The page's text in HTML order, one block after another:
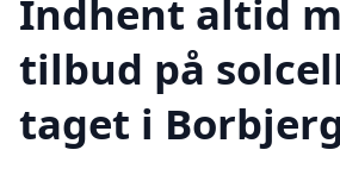
Indhent altid
tilbud på
taget i